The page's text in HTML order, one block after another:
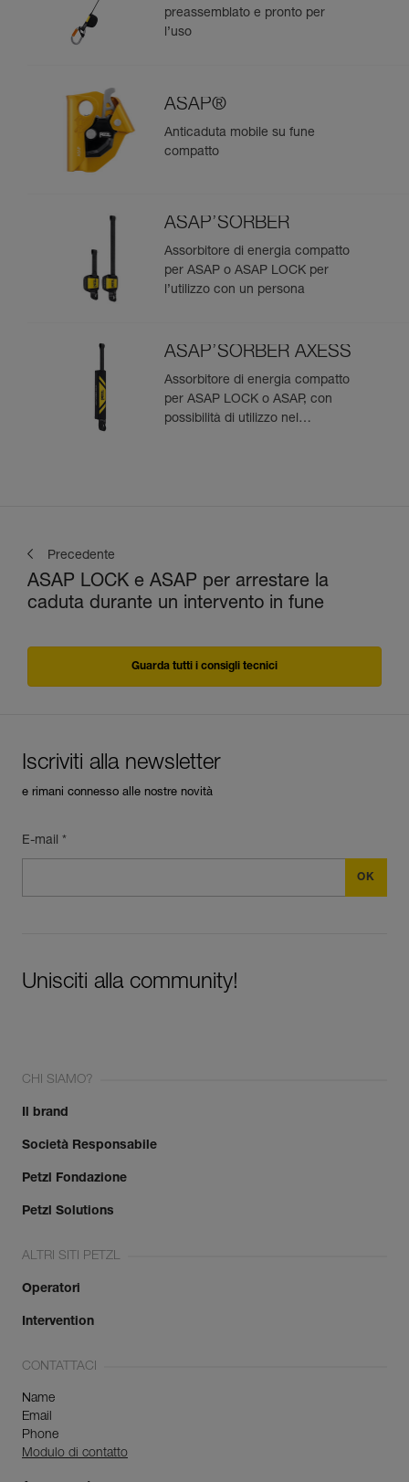
preassemblato e pronto per
l’uso
ASAP®
Anticaduta mobile su fune
compatto
ASAP’SORBER
Assorbitore di energia compatto
per ASAP o ASAP LOCK per
l’utilizzo con un persona
ASAP’SORBER AXESS
Assorbitore di energia compatto
per ASAP LOCK o ASAP, con
possibilità di utilizzo nel
Precedente
ASAP LOCK e ASAP per arrestare la
caduta durante un intervento in fune
Guarda tutti i consigli tecnici
Iscriviti alla newsletter
e rimani connesso alle nostre novità
E-mail *
Unisciti alla community!
CHI SIAMO?
Il brand
Società Responsabile
Petzl Fondazione
Petzl Solutions
ALTRI SITI PETZL
Operatori
Intervention
CONTATTACI
Name
Email
Phone
Modulo di contatto